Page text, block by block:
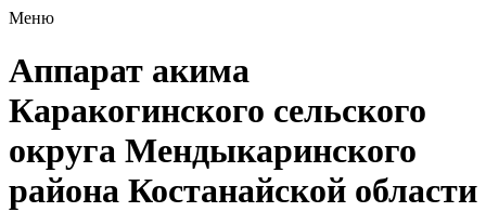
Меню
Аппарат акима
Каракогинского сельского
округа Мендыкаринского
района Костанайской области